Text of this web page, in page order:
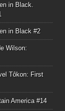
in Black.
in Black #2
Wilson:
Tôkon: First
America #14